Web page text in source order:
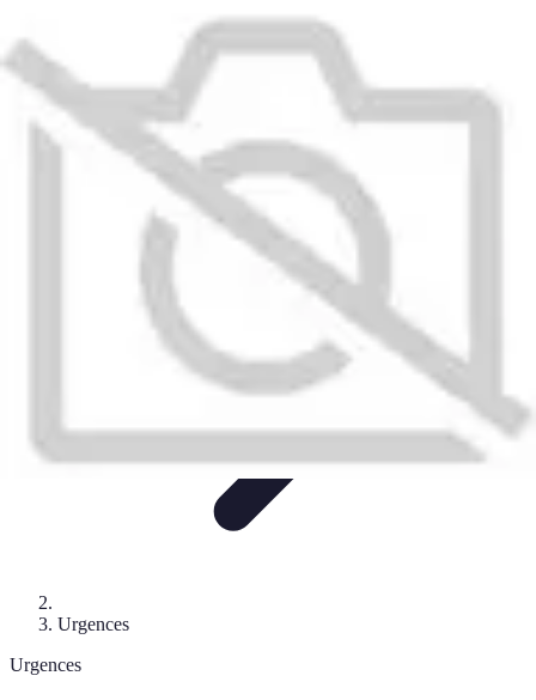
Astuces et Conseils
Choisir un Plombier
plomberie
Conseils Pratiques
Plombier Disponible
Urgences
Urgences